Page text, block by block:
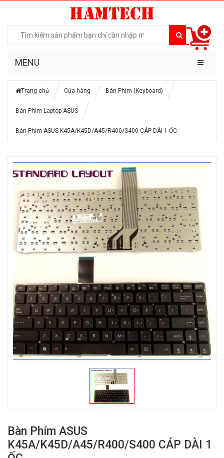
MENU
Trang chủ Cửa hàng Bàn Phím (Keyboard)
Bàn Phím Laptop ASUS
Bàn Phím ASUS K45A/K45D/A45/R400/S400 CÁP DÀI 1 ỐC
Bàn Phím ASUS
K45A/K45D/A45/R400/S400 CÁP DÀI 1